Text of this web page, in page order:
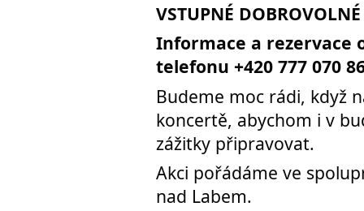
VSTUPNÉ DOBROVOLNÉ
Informace a rezervace
telefonu +420 777 070
Budeme moc rádi, když
koncertě, abychom i v
zážitky připravovat.
Akci pořádáme ve
nad Labem.